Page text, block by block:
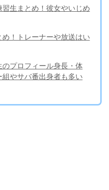
生まとめ！彼女やいじめ
め！トレーナーや放送はい
のプロフィール身長・体
やサバ番出身者も多い